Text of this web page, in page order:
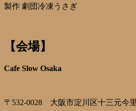
製作 劇団冷凍うさぎ
【会場】
Cafe Slow Osaka
〒532-0028 大阪市淀川区十三元今